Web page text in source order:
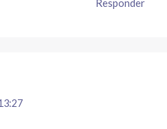
Responder